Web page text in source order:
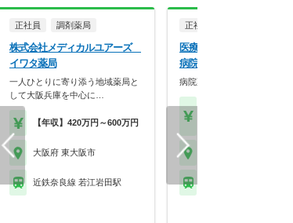
正社員 調剤薬局
株式会社メディカルユアーズ
イワタ薬局
一人ひとりに寄り添う地域薬局と
して大阪兵庫を中心に…
【年収】420万円～600万円
大阪府 東大阪市
近鉄奈良線 若江岩田駅
正社員
医療法人社団丸山会 八
病院
病院薬剤師の募集です！